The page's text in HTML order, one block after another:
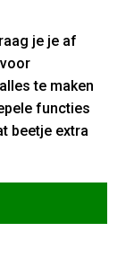
je je af
te maken
functies
beetje extra